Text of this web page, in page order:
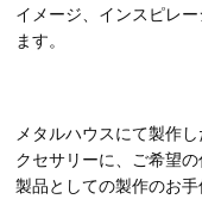
イメージ、インスピレ
ます。
メタルハウスにて製作
クセサリーに、ご希望
製品としての製作のお手